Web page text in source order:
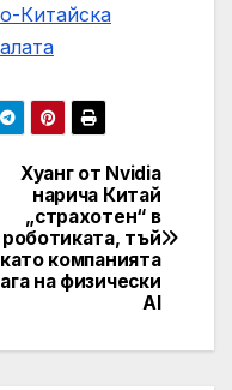
Китайска
Хуанг от Nvidia
нарича Китай
„страхотен“ в
роботиката, тъй
като компанията
на физически
AI